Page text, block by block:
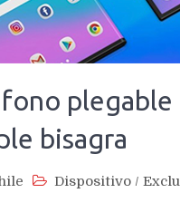
plegable
bisagra
Dispositivo /